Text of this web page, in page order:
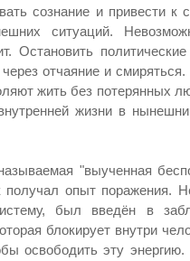
сознание и привести к
ситуаций.
Остановить
отчаяние и
жить без потерянных
жизни в
"выученная
опыт поражения.
был введён в
блокирует внутри
освободить эту